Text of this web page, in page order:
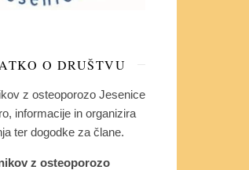
O DRUŠTVU
z osteoporozo Jesenice
informacije in organizira
ter dogodke za člane.
z osteoporozo